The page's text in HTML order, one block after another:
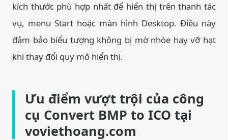
kích thước phù hợp nhất để hiển thị trên thanh tác
vụ, menu Start hoặc màn hình Desktop. Điều này
đảm bảo biểu tượng không bị mờ nhòe hay vỡ hạt
khi thay đổi quy mô hiển thị.
Ưu điểm vượt trội của công
cụ Convert BMP to ICO tại
voviethoang.com